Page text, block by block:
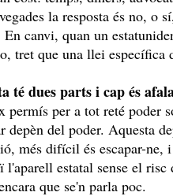
la resposta és no, o
canvi, quan un
tret que una llei específica
té dues parts i cap és
per a tot reté poder
del poder. Aquesta
més difícil és escapar-ne,
estatal sense el risc
que se'n parla poc.